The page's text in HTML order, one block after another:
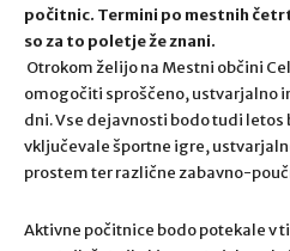
počitnic. Termini po mestnih
so za to poletje že znani.
Otrokom želijo na Mestni občini
omogočiti sproščeno, ustvarjalno
dni. Vse dejavnosti bodo tudi letos
vključevale športne igre,
prostem ter različne zabavno-
Aktivne počitnice bodo potekale v